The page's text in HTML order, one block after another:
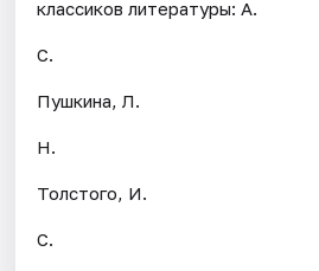
классиков литературы: А.
С.
Пушкина, Л.
Н.
Толстого, И.
С.